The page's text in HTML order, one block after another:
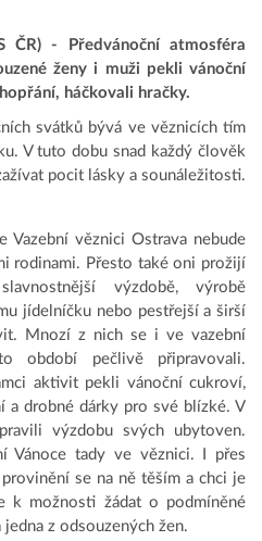
ČR) - Předvánoční atmosféra
ženy i muži pekli vánoční
háčkovali hračky.
svátků bývá ve věznicích tím
V tuto dobu snad každý člověk
pocit lásky a sounáležitosti.
Vazební věznici Ostrava nebude
rodinami. Přesto také oni prožijí
výzdobě, výrobě
jídelníčku nebo pestřejší a širší
Mnozí z nich se i ve vazební
období pečlivě připravovali.
aktivit pekli vánoční cukroví,
a drobné dárky pro své blízké. V
výzdobu svých ubytoven.
Vánoce tady ve věznici. I přes
se na ně těším a chci je
možnosti žádat o podmíněné
jedna z odsouzených žen.